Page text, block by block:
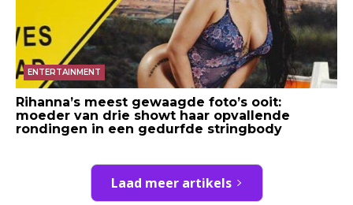
ENTERTAINMENT
Rihanna’s meest gewaagde foto’s ooit:
moeder van drie showt haar opvallende
rondingen in een gedurfde stringbody
Laad meer artikels